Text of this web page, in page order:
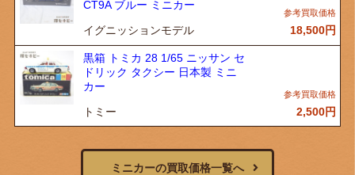
CT9A ブルー ミニカー
イグニッションモデル 18,500円
黒箱 トミカ 28 1/65 ニッサン セ
ドリック タクシー 日本製 ミニ
カー
トミー 2,500円
ミニカーの買取価格一覧へ